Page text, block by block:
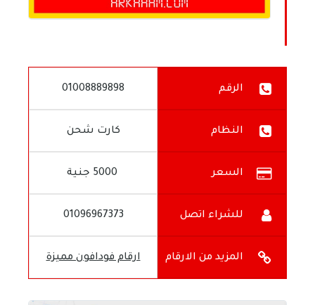
الرقم 01008889898
النظام كارت شحن
السعر
للشراء اتصل
على
01096967373
المزيد من الارقام
المميزة
ارقام فودافون مميزة